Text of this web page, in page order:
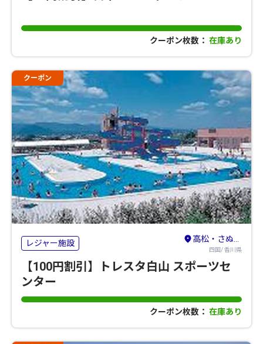
クーポン枚数： 在庫あり
クーポン
レジャー施設 高松・さぬき・東かがわ
四国/ 香川県
【100円割引】トレスタ白山 スポーツセ
ンター
クーポン枚数： 在庫あり